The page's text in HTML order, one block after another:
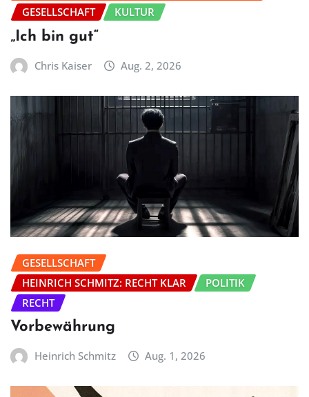
GESELLSCHAFT
KULTUR
„Ich bin gut“
Chris Kaiser Aug. 2, 2026
GESELLSCHAFT
HEINRICH SCHMITZ: RECHT KLAR
POLITIK
RECHT
Vorbewährung
Heinrich Schmitz Aug. 1, 2026